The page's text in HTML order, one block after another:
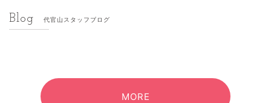
Blog 代官山スタッフブログ
MORE